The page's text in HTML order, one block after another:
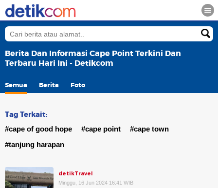
Berita Dan Informasi Cape Point Terkini Dan
Terbaru Hari Ini - Detikcom
Semua Berita Foto
Tag Terkait:
#cape of good hope #cape point
#cape town
#tanjung harapan
detikTravel
Minggu, 16 Jun 2024 16:41 WIB